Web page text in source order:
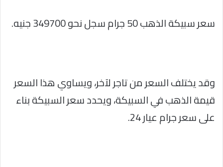
سعر سبيكة الذهب 50 جرام سجل نحو 349700 جنيه.
وقد يختلف السعر من تاجر لآخر، ويساوي هذا السعر
قيمة الذهب في السبيكة، ويحدد سعر السبيكة بناء
على سعر جرام عيار 24.